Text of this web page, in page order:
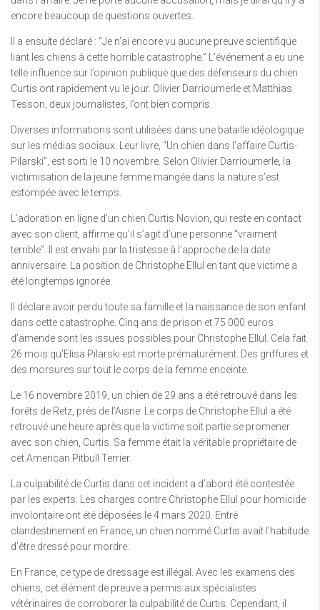
encore beaucoup de questions ouvertes.
Il a ensuite déclaré : “Je n’ai encore vu aucune preuve scientifique
liant les chiens à cette horrible catastrophe.” L’événement a eu une
telle influence sur l’opinion publique que des défenseurs du chien
Curtis ont rapidement vu le jour. Olivier Darrioumerle et Matthias
Tesson, deux journalistes, l’ont bien compris.
Diverses informations sont utilisées dans une bataille idéologique
sur les médias sociaux. Leur livre, “Un chien dans l’affaire Curtis-
Pilarski”, est sorti le 10 novembre. Selon Olivier Darrioumerle, la
victimisation de la jeune femme mangée dans la nature s’est
estompée avec le temps.
L’adoration en ligne d’un chien Curtis Novion, qui reste en contact
avec son client, affirme qu’il s’agit d’une personne “vraiment
terrible”. Il est envahi par la tristesse à l’approche de la date
anniversaire. La position de Christophe Ellul en tant que victime a
été longtemps ignorée.
Il déclare avoir perdu toute sa famille et la naissance de son enfant
dans cette catastrophe. Cinq ans de prison et 75 000 euros
d’amende sont les issues possibles pour Christophe Ellul. Cela fait
26 mois qu’Elisa Pilarski est morte prématurément. Des griffures et
des morsures sur tout le corps de la femme enceinte.
Le 16 novembre 2019, un chien de 29 ans a été retrouvé dans les
forêts de Retz, près de l’Aisne. Le corps de Christophe Ellul a été
retrouvé une heure après que la victime soit partie se promener
avec son chien, Curtis. Sa femme était la véritable propriétaire de
cet American Pitbull Terrier.
La culpabilité de Curtis dans cet incident a d’abord été contestée
par les experts. Les charges contre Christophe Ellul pour homicide
involontaire ont été déposées le 4 mars 2020. Entré
clandestinement en France, un chien nommé Curtis avait l’habitude
d’être dressé pour mordre.
En France, ce type de dressage est illégal. Avec les examens des
chiens, cet élément de preuve a permis aux spécialistes
vétérinaires de corroborer la culpabilité de Curtis. Cependant, il